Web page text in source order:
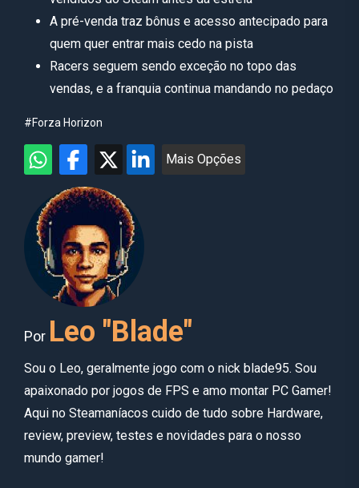
A pré-venda traz bônus e acesso antecipado para
quem quer entrar mais cedo na pista
Racers seguem sendo exceção no topo das
vendas, e a franquia continua mandando no pedaço
#Forza Horizon
Mais Opções
Por Leo "Blade"
Sou o Leo, geralmente jogo com o nick blade95. Sou
apaixonado por jogos de FPS e amo montar PC Gamer!
Aqui no Steamaníacos cuido de tudo sobre Hardware,
review, preview, testes e novidades para o nosso
mundo gamer!